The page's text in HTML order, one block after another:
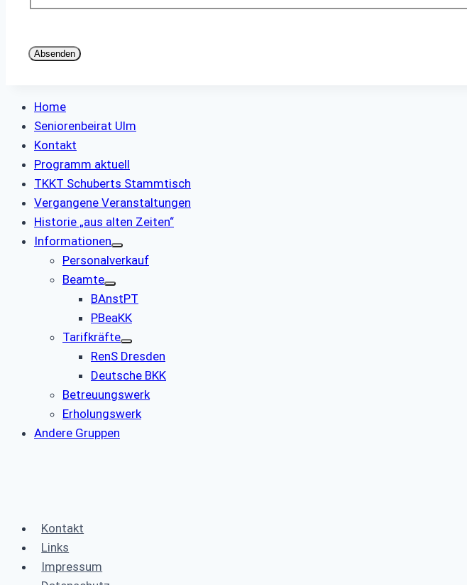
Absenden
Home
Seniorenbeirat Ulm
Kontakt
Programm aktuell
TKKT Schuberts Stammtisch
Vergangene Veranstaltungen
Historie „aus alten Zeiten“
Informationen
Personalverkauf
Beamte
BAnstPT
PBeaKK
Tarifkräfte
RenS Dresden
Deutsche BKK
Betreuungswerk
Erholungswerk
Andere Gruppen
Kontakt
Links
Impressum